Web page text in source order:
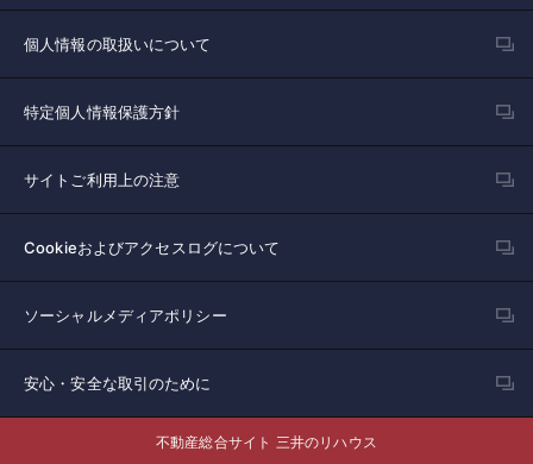
個人情報の取扱いについて
特定個人情報保護方針
サイトご利用上の注意
Cookieおよびアクセスログについて
ソーシャルメディアポリシー
安心・安全な取引のために
不動産総合サイト 三井のリハウス